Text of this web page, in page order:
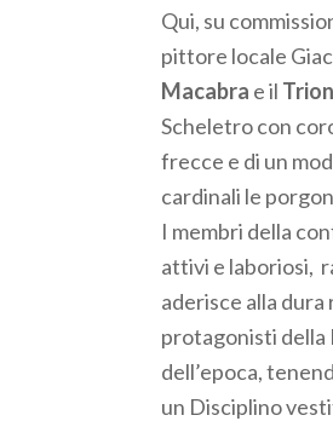
Qui, su
pittore locale
Macabra e il
Scheletro con
frecce e di un
cardinali le
I membri della
attivi e laboriosi,
aderisce alla dura
protagonisti della
dell’epoca,
un Disciplino